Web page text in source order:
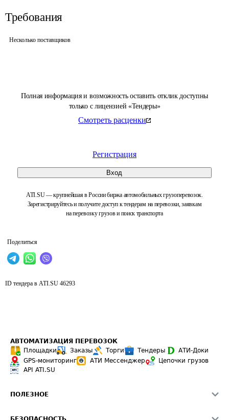
Полная информация и возможность оставить отклик доступны
только с лицензией «Тендеры»
Смотреть расценки
Регистрация
Вход
ATI.SU — крупнейшая в России биржа автомобильных грузоперевозок.
Зарегистрируйтесь и получите доступ к тендерам на перевозки, заявкам
на перевозку грузов и поиск транспорта
Поделиться
Требования
Несколько поставщиков
ID тендера в ATI.SU 46293
АВТОМАТИЗАЦИЯ ПЕРЕВОЗОК
Площадки
Заказы Торги Тендеры
АТИ-Доки
GPS-мониторинг
АТИ Мессенджер
Цепочки грузов
API ATI.SU
ПОЛЕЗНОЕ